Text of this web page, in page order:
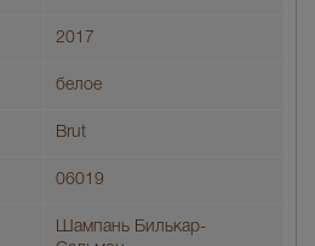
2017
белое
Brut
06019
Шампань Билькар-